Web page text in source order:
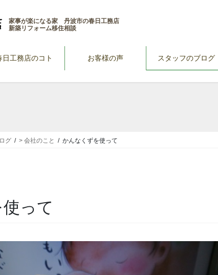
家事が楽になる家 丹波市の春日工務店
新築リフォーム移住相談
日工務店のコト お客様の声 スタッフのブログ
グ > 会社のこと かんなくずを使って
って